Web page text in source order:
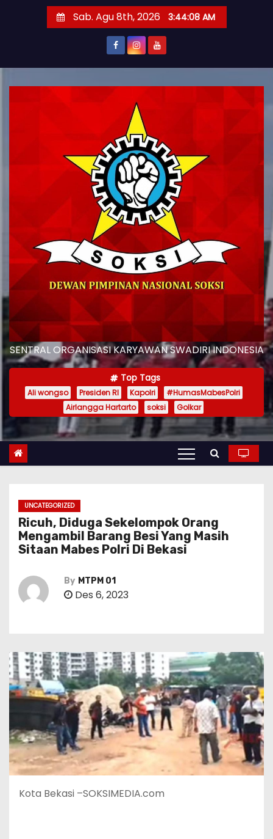
Sab. Agu 8th, 2026 3:44:10 AM
SENTRAL ORGANISASI KARYAWAN SWADIRI INDONESIA
Top Tags
Ali wongso Presiden RI Kapolri
#HumasMabesPolri
Airlangga Hartarto
soksi Golkar
UNCATEGORIZED
Ricuh, Diduga Sekelompok Orang
Mengambil Barang Besi Yang Masih
Sitaan Mabes Polri Di Bekasi
By MTPM 01
Des 6, 2023
Kota Bekasi –SOKSIMEDIA.com